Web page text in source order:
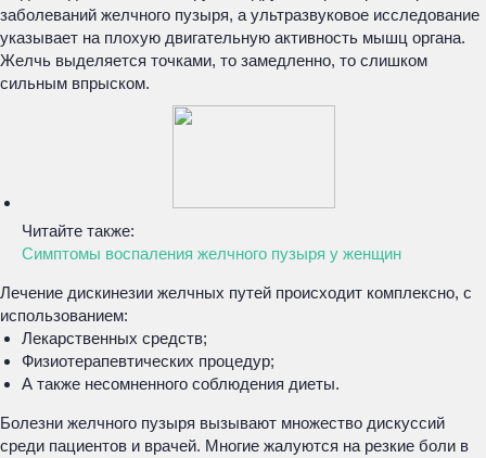
заболеваний желчного пузыря, а ультразвуковое исследование
указывает на плохую двигательную активность мышц органа.
Желчь выделяется точками, то замедленно, то слишком
сильным впрыском.
Читайте также:
Симптомы воспаления желчного пузыря у женщин
Лечение дискинезии желчных путей происходит комплексно, с
использованием:
Лекарственных средств;
Физиотерапевтических процедур;
А также несомненного соблюдения диеты.
Болезни желчного пузыря вызывают множество дискуссий
среди пациентов и врачей. Многие жалуются на резкие боли в